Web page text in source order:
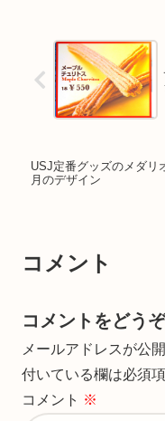
USJ定番グッズのメダリ
月のデザイン
コメント
コメントをどうぞ
メールアドレスが公
付いている欄は必須
コメント ※